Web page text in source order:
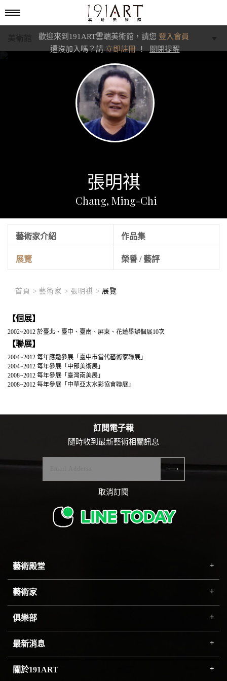
歡迎來到191ART雲端美術館，請您 登入會員
還沒加入嗎？請 立即註冊！ 關閉提醒
張明祺
Chang, Ming-Chi
藝術家介紹 作品集
展覽 榮譽 / 藝評
首頁 > 藝術家 > 張明祺 > 展覽
【個展】
2002~2012 於臺北、臺中、臺南、屏東、花蓮舉辦個展10次
【聯展】
2004~2012 每年應邀參展「臺中市當代藝術家聯展」
2004~2012 每年參展「中部美術展」
2008~2012 每年參展「臺灣南美展」
2008~2012 每年參展「中華亞太水彩協會聯展」
藝術殿堂
藝術家
俱樂部
最新消息
關於191ART
訂閱電子報
隨時收到最新藝術相關訊息
取消訂閱